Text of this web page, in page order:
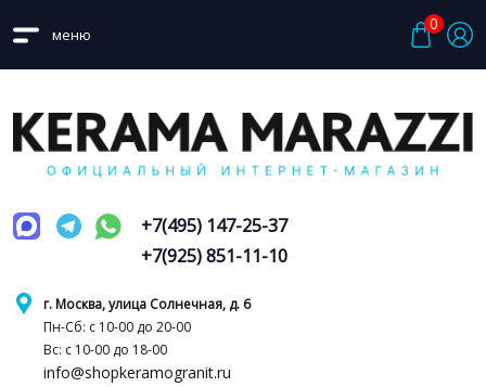
меню
0
г. Москва, улица Солнечная, д. 6
Пн-Сб: с 10-00 до 20-00
Вс: с 10-00 до 18-00
info@shopkeramogranit.ru
+7(495) 147-25-37
+7(925) 851-11-10